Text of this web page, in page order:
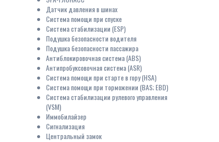
Датчик давления в шинах
Система помощи при спуске
Система стабилизации (ESP)
Подушка безопасности водителя
Подушка безопасности пассажира
Антиблокировочная система (ABS)
Антипробуксовочная система (ASR)
Система помощи при старте в гору (HSA)
Система помощи при торможении (BAS; EBD)
Система стабилизации рулевого управления
(VSM)
Иммобилайзер
Сигнализация
Центральный замок